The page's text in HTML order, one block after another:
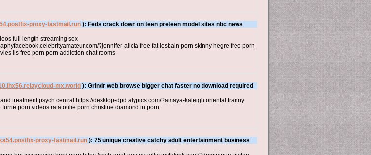
proxy-fastmail.run ): Feds crack down on teen preteen model sites nbc news
full length streaming sex
?jennifer-alicia free fat lesbain porn skinny hegre free porn
lls free porn porn addiction chat rooms
mx.world ): Grindr web browse bigger chat faster no download required
treatment psych central https://desktop-dpd.alypics.com/?amaya-kaleigh oriental tranny
furrie porn videos ratatoulie porn christine diamond in porn
proxy-fastmail.run ): 75 unique creative catchy adult entertainment business